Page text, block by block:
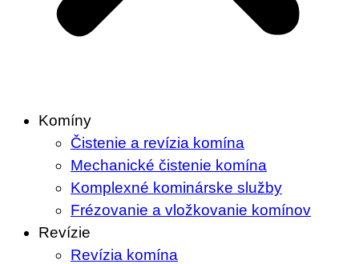
Komíny
Čistenie a revízia komína
Mechanické čistenie komína
Komplexné kominárske služby
Frézovanie a vložkovanie komínov
Revízie
Revízia komína